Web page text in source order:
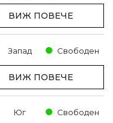
ВИЖ ПОВЕЧЕ
Запад Свободен
ВИЖ ПОВЕЧЕ
Юг Свободен